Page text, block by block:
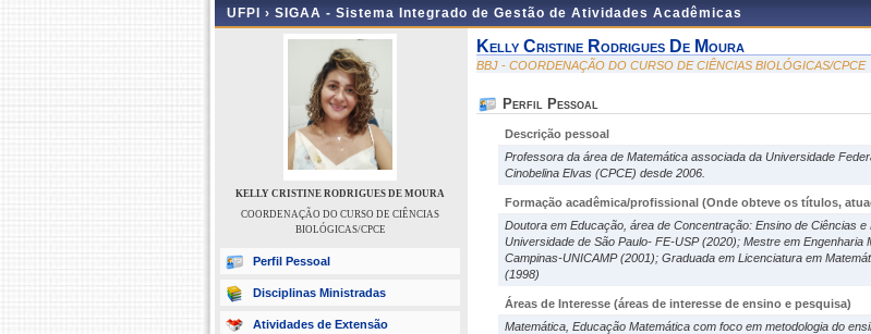
UFPI › SIGAA - Sistema Integrado de Gestão de Atividades Acadêmicas
KELLY CRISTINE RODRIGUES DE MOURA
COORDENAÇÃO DO CURSO DE CIÊNCIAS
BIOLÓGICAS/CPCE
Perfil Pessoal
Disciplinas Ministradas
Atividades de Extensão
Kelly Cristine Rodrigues De Moura
BBJ - COORDENAÇÃO DO CURSO DE CIÊNCIAS BIOLÓGICAS/CPCE
Perfil Pessoal
Descrição pessoal
Professora da área de Matemática associada da Universidade
Cinobelina Elvas (CPCE) desde 2006.
Formação acadêmica/profissional (Onde obteve os títulos,
Doutora em Educação, área de Concentração: Ensino de Ciências
Universidade de São Paulo- FE-USP (2020); Mestre em Engenharia
Campinas-UNICAMP (2001); Graduada em Licenciatura em
(1998)
Áreas de Interesse (áreas de interesse de ensino e pesquisa)
Matemática, Educação Matemática com foco em metodologia do